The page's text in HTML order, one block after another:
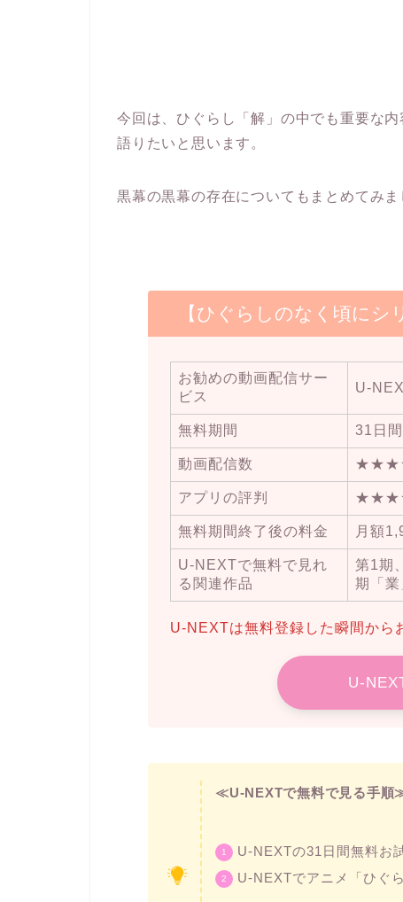
今回は、ひぐらし「解」の中でも重要な
語りたいと思います。
黒幕の黒幕の存在についてもまとめてみま
【ひぐらしのなく頃にシ
お勧めの動画配信サー
ビス
U-
無料期間 31日間
動画配信数
アプリの評判
無料期間終了後の料金 月額
U-NEXTで無料で見れ
る関連作品
第1期
期「
U-NEXTは無料登録した瞬間から
U-
≪U-NEXTで無料で見る手順
U-NEXTの31日間無料お
U-NEXTでアニメ「ひぐ